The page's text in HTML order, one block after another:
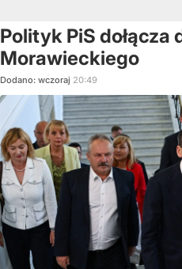
Polityk PiS
Morawieckiego
Dodano: wczoraj 20:49